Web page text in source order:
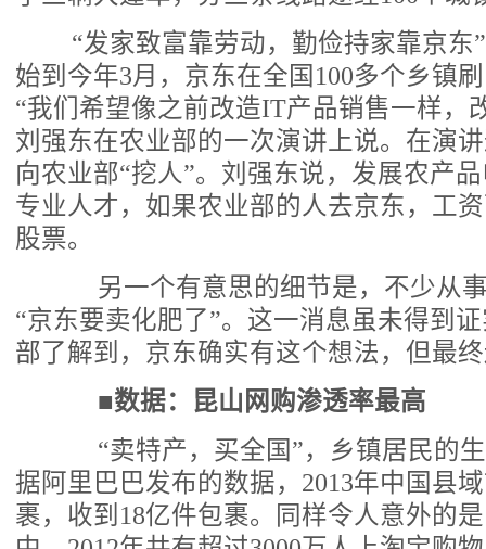
“发家致富靠劳动，勤俭持家靠京东
始到今年3月，京东在全国100多个乡镇
“我们希望像之前改造IT产品销售一样，
刘强东在农业部的一次演讲上说。在演
向农业部“挖人”。刘强东说，发展农产
专业人才，如果农业部的人去京东，工
股票。
另一个有意思的细节是，不少从事
“京东要卖化肥了”。这一消息虽未得到
部了解到，京东确实有这个想法，但最
■数据：昆山网购渗透率最高
“卖特产，买全国”，乡镇居民的生
据阿里巴巴发布的数据，2013年中国县
裹，收到18亿件包裹。同样令人意外的